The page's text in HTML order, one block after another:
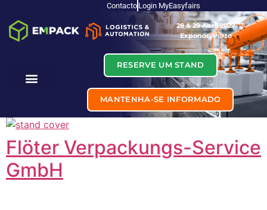
Contacto Login MyEasyfairs
28 & 29 Abril 2027
Exponor, Porto
RESERVE UM STAND
MANTENHA-SE INFORMADO
Flöter Verpackungs-Service
GmbH